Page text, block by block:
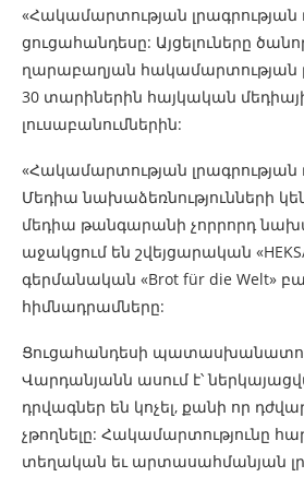
«Հակամարտության լրագրության
ցուցահանդեսը: Այցելուները
ղարաբաղյան հակամարտության
30 տարիներին հայկական
լուսաբանումներին:
«Հակամարտության լրագրության
Մեդիա նախաձեռնությունների
մեդիա թանգարանի չորրորդ
աջակցում են շվեյցարական «HEKS/
գերմանական «Brot für die Welt»
հիմնադրամները:
Ցուցահանդեսի
Վարդանյանն ասում է՝
դրվագներ են կոչել, քանի որ
չթողնելը: Հակամարտությունը
տեղական եւ արտասահմանյան